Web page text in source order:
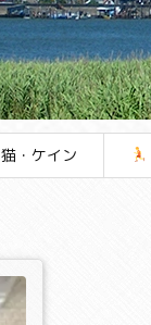
猫・ケイン